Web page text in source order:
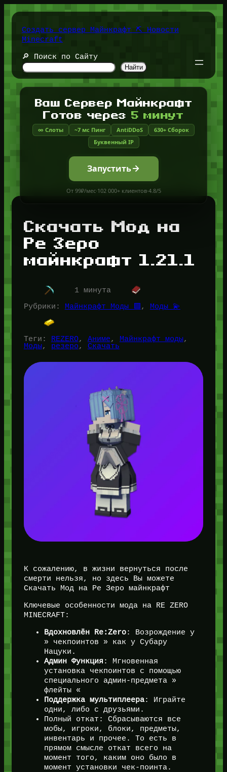
содержимому
Создать сервер Майнкрафт ⛏️ Новости
Minecraft
🔎 Поиск по Сайту
Найти
Ваш Сервер Майнкрафт
Готов через 5 минут
∞ Слоты ~7 мс Пинг AntiDDoS
630+ Сборок
Буквенный IP
Запустить
От 99₽/мес·102 000+ клиентов·4.8/5
Скачать Мод на
Ре Зеро
майнкрафт 1.21.1
1 минута
Рубрики:
Майнкрафт Моды 🟩 , Моды 💫
Теги: REZERO, Аниме, Майнкрафт моды
Моды, резеро, Скачать
К сожалению, в жизни вернуться после
смерти нельзя, но здесь Вы можете
Скачать Мод на Ре Зеро майнкрафт
Ключевые особенности мода на RE ZERO
MINECRAFT:
Вдохновлён Re:Zero: Возрождение у
» чекпоинтов » как у Субару
Нацуки.
Админ Функция : Мгновенная
установка чекпоинтов с помощью
специального админ-предмета »
флейты «
Поддержка мультиплеера: Играйте
одни, либо с друзьями.
Полный откат: Сбрасываются все
мобы, игроки, блоки, предметы,
инвентарь и прочее. То есть в
прямом смысле откат всего на
момент того, каким оно было в
момент установки чек-поинта.